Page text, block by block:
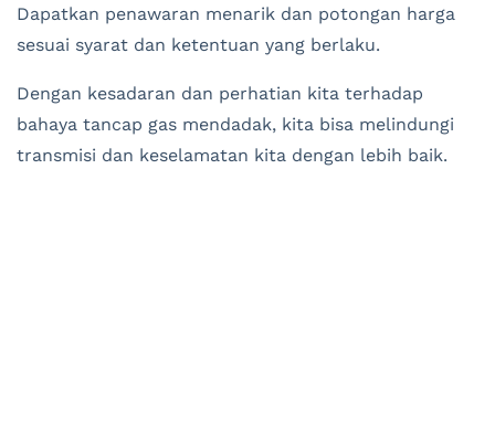
Dapatkan penawaran menarik dan potongan harga
sesuai syarat dan ketentuan yang berlaku.
Dengan kesadaran dan perhatian kita terhadap
bahaya tancap gas mendadak, kita bisa melindungi
transmisi dan keselamatan kita dengan lebih baik.